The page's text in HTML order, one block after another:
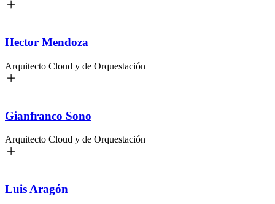
Hector Mendoza
Arquitecto Cloud y de Orquestación
Gianfranco Sono
Arquitecto Cloud y de Orquestación
Luis Aragón